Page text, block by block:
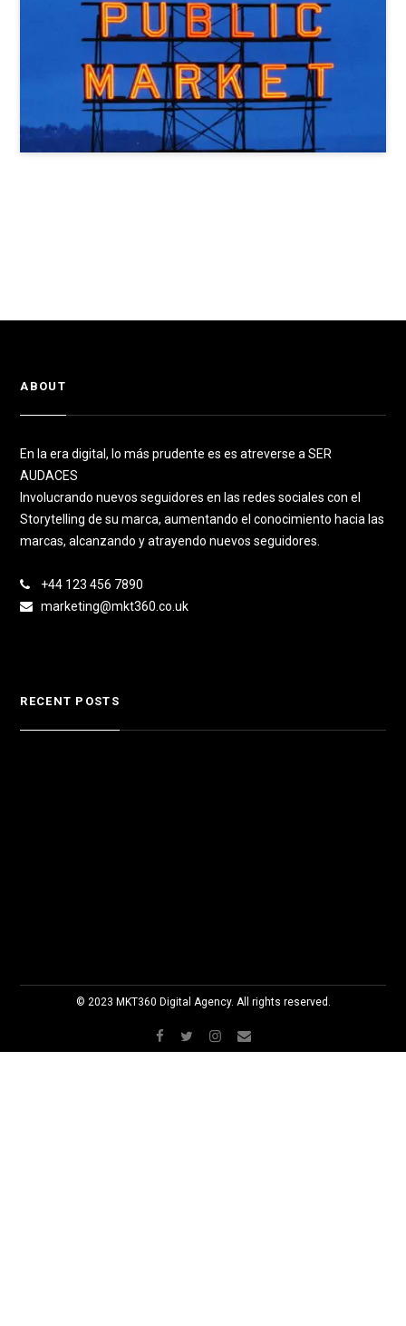
ABOUT
En la era digital, lo más prudente es es atreverse a SER
AUDACES
Involucrando nuevos seguidores en las redes sociales con el
Storytelling de su marca, aumentando el conocimiento hacia las
marcas, alcanzando y atrayendo nuevos seguidores.
+44 123 456 7890
marketing@mkt360.co.uk
RECENT POSTS
© 2023 MKT360 Digital Agency. All rights reserved.